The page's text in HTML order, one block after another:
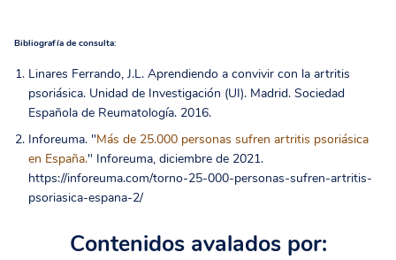
Bibliografía de consulta:
Linares Ferrando, J.L. Aprendiendo a convivir con la artritis
psoriásica. Unidad de Investigación (UI). Madrid. Sociedad
Española de Reumatología. 2016.
Inforeuma. "Más de 25.000 personas sufren artritis psoriásica
en España." Inforeuma, diciembre de 2021.
https://inforeuma.com/torno-25-000-personas-sufren-artritis-
psoriasica-espana-2/
Contenidos avalados por: